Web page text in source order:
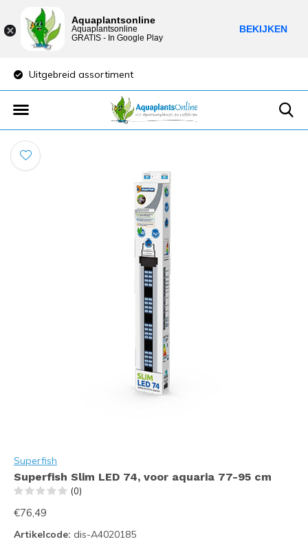
Uitgebreid assortiment
Superfish
Superfish Slim LED 74, voor aquaria 77-95 cm
(0)
€76,49
Artikelcode: dis-A4020185
Aquaplantsonline
Aquaplantsonline
GRATIS - In Google Play
BEKIJKEN